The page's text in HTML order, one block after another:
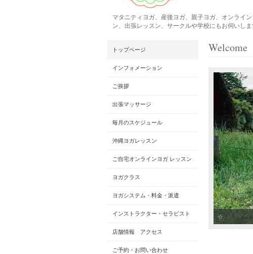
マタニティヨガ、産後ヨガ、親子ヨガ、オンライ
ン、出張レッスン、サークルや学校にもお伺いし
Welcome
☆
トップページ
インフォメーション
ご挨拶
出張マッサージ
毎月のスケジュール
沖縄ヨガレッスン
ご自宅オンラインヨガ レッスン
ヨガクラス
ヨガシステム・料金・派遣
インストラクター・セラピスト
店舗情報 アクセス
ご予約・お問い合わせ